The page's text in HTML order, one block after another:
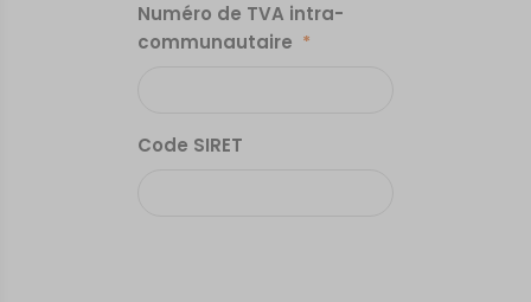
Numéro de TVA intra-
communautaire *
Code SIRET